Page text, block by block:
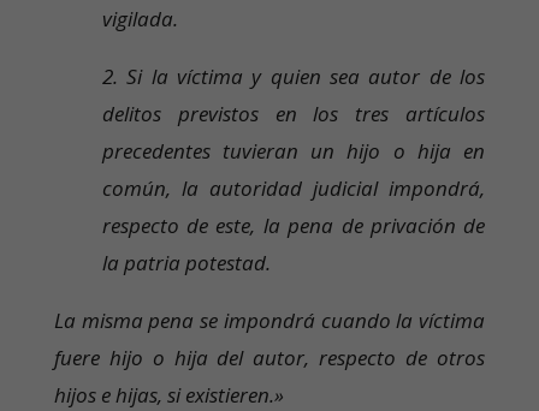
vigilada.
2. Si la víctima y quien sea autor de los
delitos previstos en los tres artículos
precedentes tuvieran un hijo o hija en
común, la autoridad judicial impondrá,
respecto de este, la pena de privación de
la patria potestad.
La misma pena se impondrá cuando la víctima
fuere hijo o hija del autor, respecto de otros
hijos e hijas, si existieren.»